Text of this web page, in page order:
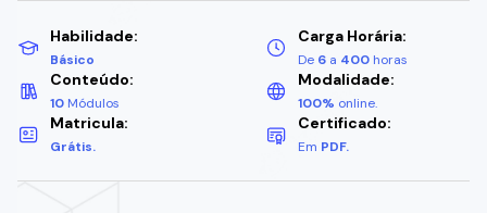
Habilidade:
Básico
Carga Horária:
De 6 a 400 horas
Conteúdo:
10 Módulos
Modalidade:
100% online.
Matricula:
Grátis.
Certificado:
Em PDF.